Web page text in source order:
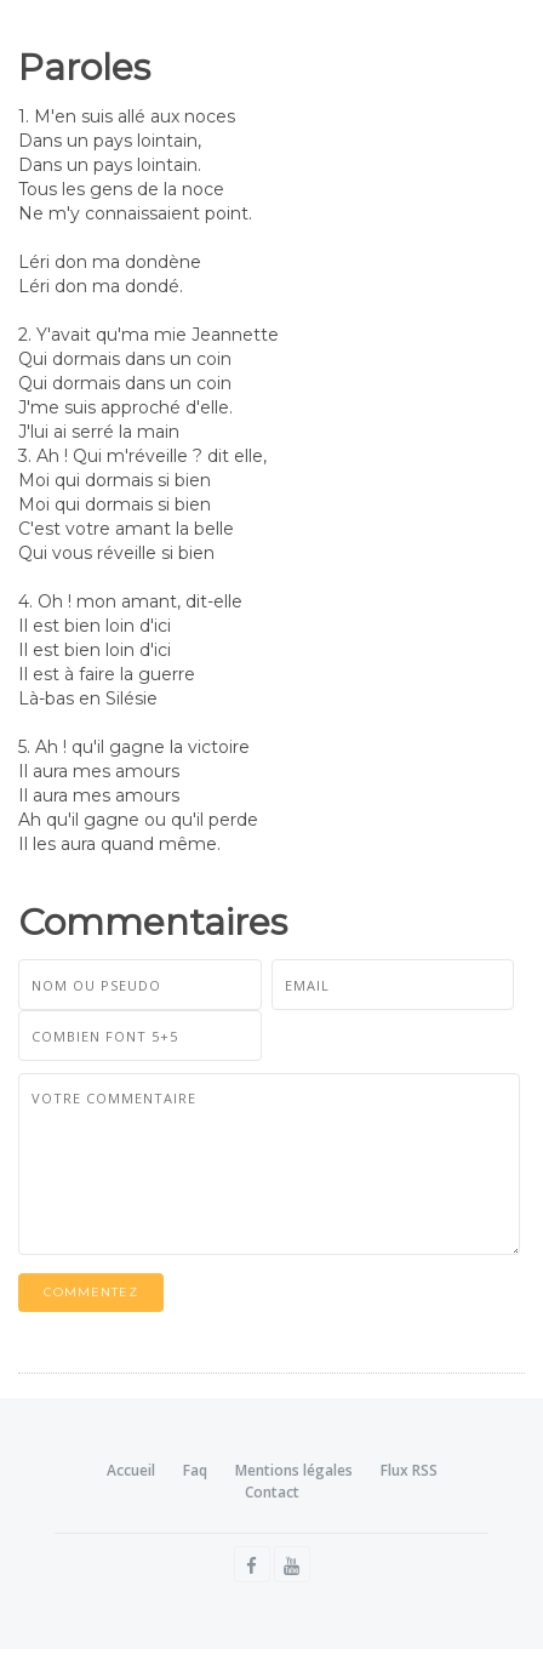
Paroles
1. M'en suis allé aux noces
Dans un pays lointain,
Dans un pays lointain.
Tous les gens de la noce
Ne m'y connaissaient point.
Léri don ma dondène
Léri don ma dondé.
2. Y'avait qu'ma mie Jeannette
Qui dormais dans un coin
Qui dormais dans un coin
J'me suis approché d'elle.
J'lui ai serré la main
3. Ah ! Qui m'réveille ? dit elle,
Moi qui dormais si bien
Moi qui dormais si bien
C'est votre amant la belle
Qui vous réveille si bien
4. Oh ! mon amant, dit-elle
Il est bien loin d'ici
Il est bien loin d'ici
Il est à faire la guerre
Là-bas en Silésie
5. Ah ! qu'il gagne la victoire
Il aura mes amours
Il aura mes amours
Ah qu'il gagne ou qu'il perde
Il les aura quand même.
Commentaires
COMMENTEZ
Accueil Faq Mentions légales
Flux RSS
Contact